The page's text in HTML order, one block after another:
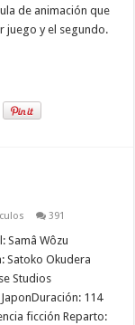
de animación que
juego y el segundo.
391
Samâ Wôzu
Satoko Okudera
Studios
114
ficción Reparto: